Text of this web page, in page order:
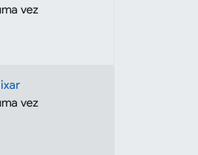
vez
vez